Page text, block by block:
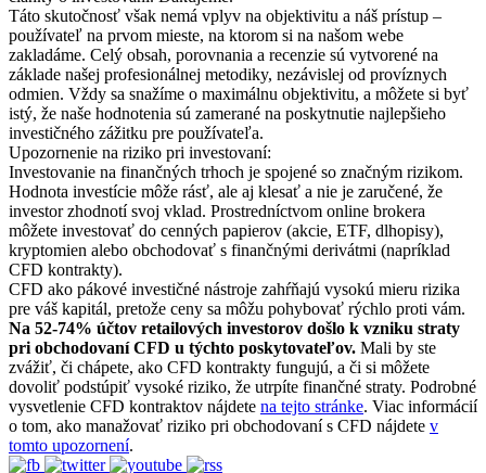
Táto skutočnosť však nemá vplyv na objektivitu a náš prístup –
používateľ na prvom mieste, na ktorom si na našom webe
zakladáme. Celý obsah, porovnania a recenzie sú vytvorené na
základe našej profesionálnej metodiky, nezávislej od províznych
odmien. Vždy sa snažíme o maximálnu objektivitu, a môžete si byť
istý, že naše hodnotenia sú zamerané na poskytnutie najlepšieho
investičného zážitku pre používateľa.
Upozornenie na riziko pri investovaní:
Investovanie na finančných trhoch je spojené so značným rizikom.
Hodnota investície môže rásť, ale aj klesať a nie je zaručené, že
investor zhodnotí svoj vklad. Prostredníctvom online brokera
môžete investovať do cenných papierov (akcie, ETF, dlhopisy),
kryptomien alebo obchodovať s finančnými derivátmi (napríklad
CFD kontrakty).
CFD ako pákové investičné nástroje zahŕňajú vysokú mieru rizika
pre váš kapitál, pretože ceny sa môžu pohybovať rýchlo proti vám.
Na 52-74% účtov retailových investorov došlo k vzniku straty
pri obchodovaní CFD u týchto poskytovateľov. Mali by ste
zvážiť, či chápete, ako CFD kontrakty fungujú, a či si môžete
dovoliť podstúpiť vysoké riziko, že utrpíte finančné straty. Podrobné
vysvetlenie CFD kontraktov nájdete na tejto stránke. Viac informácií
o tom, ako manažovať riziko pri obchodovaní s CFD nájdete v
tomto upozornení.